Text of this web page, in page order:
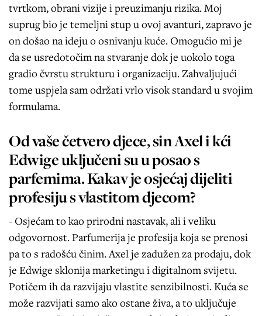
tvrtkom, obrani vizije i preuzimanju rizika. Moj
suprug bio je temeljni stup u ovoj avanturi, zapravo je
on došao na ideju o osnivanju kuće. Omogućio mi je
da se usredotočim na stvaranje dok je uokolo toga
gradio čvrstu strukturu i organizaciju. Zahvaljujući
tome uspjela sam održati vrlo visok standard u svojim
formulama.
Od vaše četvero djece, sin Axel i kći
Edwige uključeni su u posao s
parfemima. Kakav je osjećaj dijeliti
profesiju s vlastitom djecom?
- Osjećam to kao prirodni nastavak, ali i veliku
odgovornost. Parfumerija je profesija koja se prenosi
pa to s radošću činim. Axel je zadužen za prodaju, dok
je Edwige sklonija marketingu i digitalnom svijetu.
Potičem ih da razvijaju vlastite senzibilnosti. Kuća se
može razvijati samo ako ostane živa, a to uključuje